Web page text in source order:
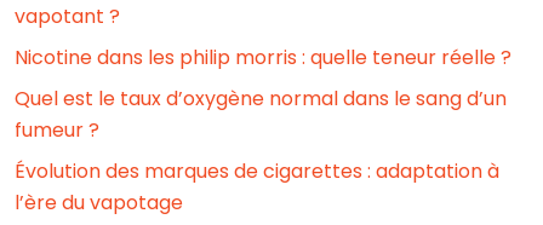
vapotant ?
Nicotine dans les philip morris : quelle teneur réelle ?
Quel est le taux d’oxygène normal dans le sang d’un
fumeur ?
Évolution des marques de cigarettes : adaptation à
l’ère du vapotage